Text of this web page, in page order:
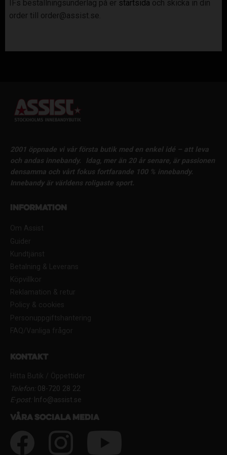
IFs beställningsunderlag på er startsida och skicka in din
order till order@assist.se.
2001 öppnade vi vår första butik med en enkel idé – att leva
och andas innebandy.
Idag, mer än 20 år senare, är passionen
densamma och vårt fokus fortfarande 100 % innebandy.
Innebandy är världens roligaste sport.
Information
Om Assist
Guider
Kundtjänst
Betalning & Leverans
Köpvillkor
Reklamation & retur
Policy & cookies
Personuppgiftshantering
FAQ/Vanliga frågor
Kontakt
Hitta Butik / Öppettider
Telefon:08-720 28 22
E-post:Info@assist.se
Våra sociala media